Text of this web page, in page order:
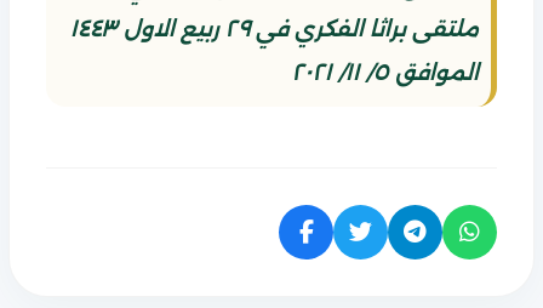
ملتقى براثا الفكري في ٢٩ ربيع الاول ١٤٤٣
الموافق ٥/ ١١/ ٢٠٢١